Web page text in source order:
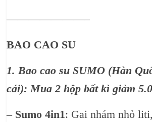
———————–
BAO CAO SU
1. Bao cao suSUMO (Hàn
cái): Mua 2 hộp bất kì giảm
– Sumo 4in1: Gai nhám nhỏ